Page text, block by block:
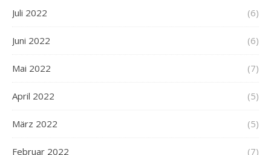
Juli 2022 (6)
Juni 2022 (6)
Mai 2022 (7)
April 2022 (5)
März 2022 (5)
Februar 2022 (7)